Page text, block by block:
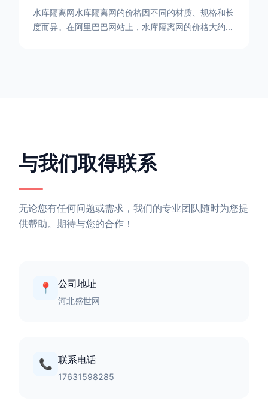
水库隔离网水库隔离网的价格因不同的材质、规格和长
度而异。在阿里巴巴网站上，水库隔离网的价格大约在
与我们取得联系
无论您有任何问题或需求，我们的专业团队随时为您提
供帮助。期待与您的合作！
📍 公司地址
河北盛世网
📞 联系电话
17631598285